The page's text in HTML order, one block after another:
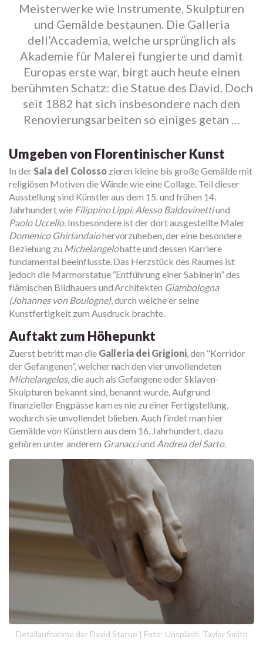
Meisterwerke wie Instrumente, Skulpturen
und Gemälde bestaunen. Die Galleria
dell’Accademia, welche ursprünglich als
Akademie für Malerei fungierte und damit
Europas erste war, birgt auch heute einen
berühmten Schatz: die Statue des David. Doch
seit 1882 hat sich insbesondere nach den
Renovierungsarbeiten so einiges getan …
Umgeben von Florentinischer Kunst
In derSala del Colossozieren kleine bis große Gemälde mit
religiösen Motiven die Wände wie eine Collage. Teil dieser
Ausstellung sind Künstler aus dem 15. und frühen 14.
Jahrhundert wie Filippino Lippi, Alesso Baldovinettiund
Paolo Uccello. Insbesondere ist der dort ausgestellte Maler
Domenico Ghirlandaiohervorzuheben, der eine besondere
Beziehung zu Michelangelohatte und dessen Karriere
fundamental beeinflusste. Das Herzstück des Raumes ist
jedoch die Marmorstatue “Entführung einer Sabinerin” des
flämischen Bildhauers und Architekten Giambologna
(Johannes von Boulogne), durch welche er seine
Kunstfertigkeit zum Ausdruck brachte.
Auftakt zum Höhepunkt
Zuerst betritt man die Galleria dei Grigioni, den “Korridor
der Gefangenen”, welcher nach den vier unvollendeten
Michelangelos, die auch als Gefangene oder Sklaven-
Skulpturen bekannt sind, benannt wurde. Aufgrund
finanzieller Engpässe kam es nie zu einer Fertigstellung,
wodurch sie unvollendet blieben. Auch findet man hier
Gemälde von Künstlern aus dem 16. Jahrhundert, dazu
gehören unter anderem Granacciund Andrea del Sarto.
Detailaufnahme der David Statue | Foto: Unsplash, Taylor Smith